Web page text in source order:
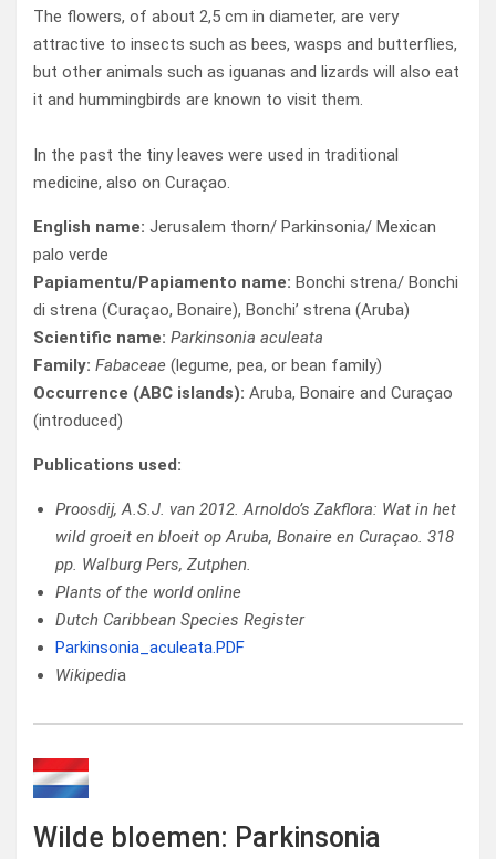
The flowers, of about 2,5 cm in diameter, are very
attractive to insects such as bees, wasps and butterflies,
but other animals such as iguanas and lizards will also eat
it and hummingbirds are known to visit them.
In the past the tiny leaves were used in traditional
medicine, also on Curaçao.
English name: Jerusalem thorn/ Parkinsonia/ Mexican
palo verde
Papiamentu/Papiamento name: Bonchi strena/ Bonchi
di strena (Curaçao, Bonaire), Bonchi’ strena (Aruba)
Scientific name: Parkinsonia aculeata
Family: Fabaceae (legume, pea, or bean family)
Occurrence (ABC islands): Aruba, Bonaire and Curaçao
(introduced)
Publications used:
Proosdij, A.S.J. van 2012. Arnoldo’s Zakflora: Wat in het
wild groeit en bloeit op Aruba, Bonaire en Curaçao. 318
pp. Walburg Pers, Zutphen.
Plants of the world online
Dutch Caribbean Species Register
Parkinsonia_aculeata.PDF
Wikipedia
Wilde bloemen: Parkinsonia